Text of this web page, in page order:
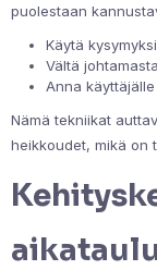
puolestaan
Käytä
Vältä
Anna
Nämä tekniikat
heikkoudet, mikä on